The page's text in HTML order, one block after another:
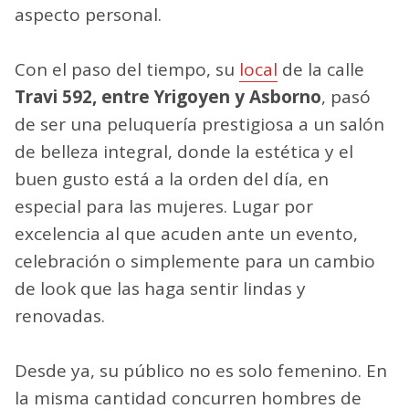
aspecto personal.
Con el paso del tiempo, su local de la calle
Travi 592, entre Yrigoyen y Asborno, pasó
de ser una peluquería prestigiosa a un salón
de belleza integral, donde la estética y el
buen gusto está a la orden del día, en
especial para las mujeres. Lugar por
excelencia al que acuden ante un evento,
celebración o simplemente para un cambio
de look que las haga sentir lindas y
renovadas.
Desde ya, su público no es solo femenino. En
la misma cantidad concurren hombres de